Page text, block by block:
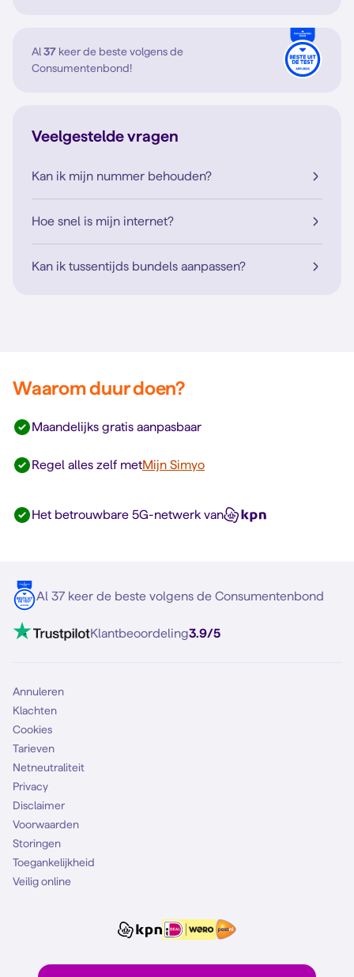
Al37 keer de beste volgens de
Consumentenbond!
Veelgestelde vragen
Kan ik mijn nummer behouden?
Hoe snel is mijn internet?
Kan ik tussentijds bundels aanpassen?
Waarom duur doen?
Maandelijks gratis aanpasbaar
Regel alles zelf metMijn Simyo
Het betrouwbare 5G-netwerk van
Al 37 keer de beste volgens de Consumentenbond
Klantbeoordeling3.9/5
Annuleren
Klachten
Cookies
Tarieven
Netneutraliteit
Privacy
Disclaimer
Voorwaarden
Storingen
Toegankelijkheid
Veilig online